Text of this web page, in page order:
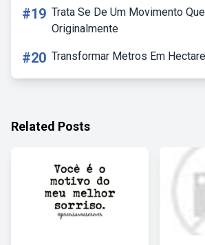
#19 Trata Se De Um Movimento
Originalmente
#20 Transformar Metros Em Hectare
Related Posts